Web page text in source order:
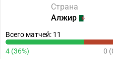
Страна
Алжир
Всего матчей: 11
4 (36%) 0